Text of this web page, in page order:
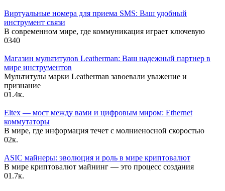
Виртуальные номера для приема SMS: Ваш удобный
инструмент связи
В современном мире, где коммуникация играет ключевую
0340
Магазин мультитулов Leatherman: Ваш надежный партнер в
мире инструментов
Мультитулы марки Leatherman завоевали уважение и
признание
01.4к.
Eltex — мост между вами и цифровым миром: Ethernet
коммутаторы
В мире, где информация течет с молниеносной скоростью
02к.
ASIC майнеры: эволюция и роль в мире криптовалют
В мире криптовалют майнинг — это процесс создания
01.7к.